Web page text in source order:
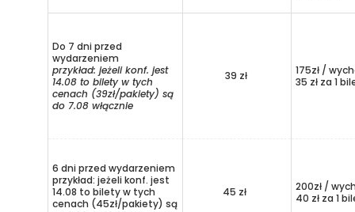
Do 7 dni przed
wydarzeniem
przykład: jeżeli konf. jest
14.08 to bilety w tych
cenach (39zł/pakiety) są
do 7.08 włącznie
39 zł
175zł /
35 zł za 1
6 dni przed wydarzeniem
przykład: jeżeli konf. jest
14.08 to bilety w tych
cenach (45zł/pakiety) są
45 zł
200zł /
40 zł za 1